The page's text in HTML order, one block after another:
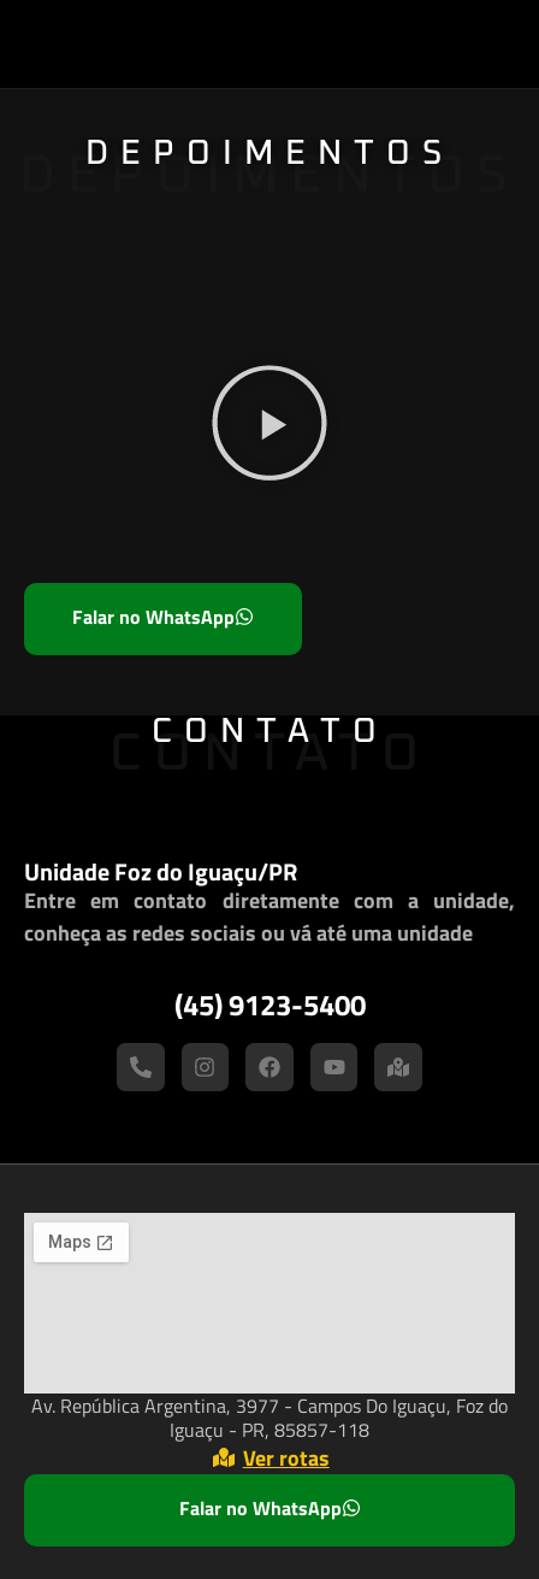
DEPOIMENTOS
DEPOIMENTOS
Falar no WhatsApp
CONTATO
CONTATO
Entre em contato diretamente com a unidade,
conheça as redes sociais ou vá até uma unidade
Unidade Foz do Iguaçu/PR
(45) 9123-5400
Av. República Argentina, 3977 - Campos Do Iguaçu, Foz do
Iguaçu - PR, 85857-118
Ver rotas
Falar no WhatsApp